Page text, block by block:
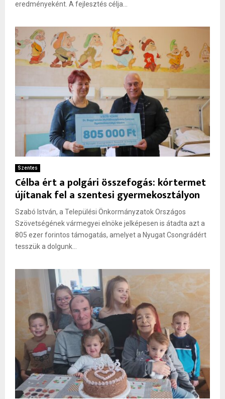
eredményeként. A fejlesztés célja...
Szentes
Célba ért a polgári összefogás: kórtermet
újítanak fel a szentesi gyermekosztályon
Szabó István, a Települési Önkormányzatok Országos
Szövetségének vármegyei elnöke jelképesen is átadta azt a
805 ezer forintos támogatás, amelyet a Nyugat Csongrádért
tesszük a dolgunk...